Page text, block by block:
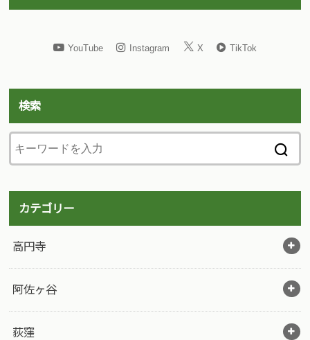
YouTube Instagram X TikTok
検索
カテゴリー
高円寺
阿佐ヶ谷
荻窪